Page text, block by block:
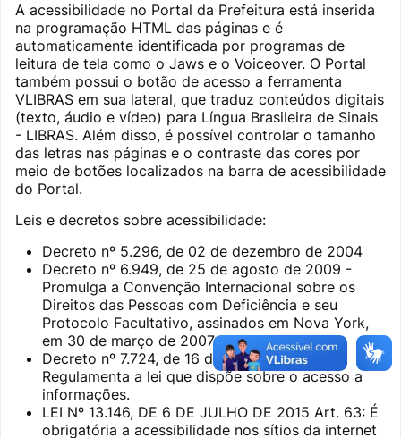
A acessibilidade no Portal da Prefeitura está inserida
na programação HTML das páginas e é
automaticamente identificada por programas de
leitura de tela como o Jaws e o Voiceover. O Portal
também possui o botão de acesso a ferramenta
VLIBRAS em sua lateral, que traduz conteúdos digitais
(texto, áudio e vídeo) para Língua Brasileira de Sinais
- LIBRAS. Além disso, é possível controlar o tamanho
das letras nas páginas e o contraste das cores por
meio de botões localizados na barra de acessibilidade
do Portal.
Leis e decretos sobre acessibilidade:
Decreto nº 5.296, de 02 de dezembro de 2004
Decreto nº 6.949, de 25 de agosto de 2009 -
Promulga a Convenção Internacional sobre os
Direitos das Pessoas com Deficiência e seu
Protocolo Facultativo, assinados em Nova York,
em 30 de março de 2007
Decreto nº 7.724, de 16 de Maio de 2012 -
Regulamenta a lei que dispõe sobre o acesso a
informações.
LEI Nº 13.146, DE 6 DE JULHO DE 2015 Art. 63: É
obrigatória a acessibilidade nos sítios da internet